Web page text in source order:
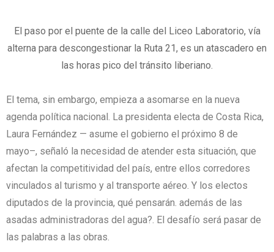
El paso por el puente de la calle del Liceo Laboratorio, vía
alterna para descongestionar la Ruta 21, es un atascadero en
las horas pico del tránsito liberiano.
El tema, sin embargo, empieza a asomarse en la nueva
agenda política nacional. La presidenta electa de Costa Rica,
Laura Fernández — asume el gobierno el próximo 8 de
mayo–, señaló la necesidad de atender esta situación, que
afectan la competitividad del país, entre ellos corredores
vinculados al turismo y al transporte aéreo. Y los electos
diputados de la provincia, qué pensarán. además de las
asadas administradoras del agua?. El desafío será pasar de
las palabras a las obras.